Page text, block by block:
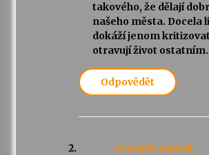
takového, že dělají
našeho města. Docela
dokáží jenom
otravují život ostatním.
Odpovědět
Anonym napsal: